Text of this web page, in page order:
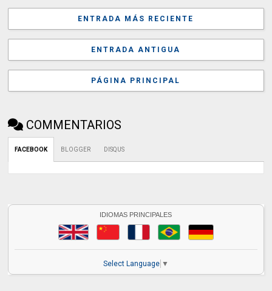
ENTRADA MÁS RECIENTE
ENTRADA ANTIGUA
PÁGINA PRINCIPAL
COMMENTARIOS
FACEBOOK BLOGGER DISQUS
IDIOMAS PRINCIPALES
Select Language ▼